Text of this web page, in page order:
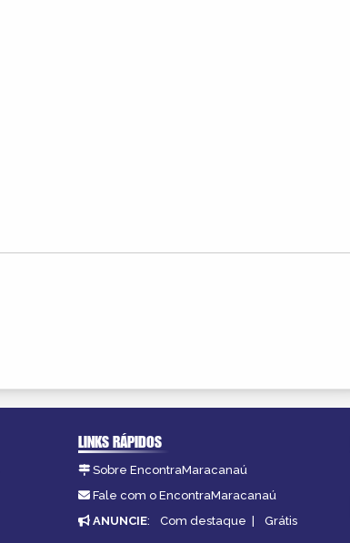
LINKS RÁPIDOS
Sobre EncontraMaracanaú
Fale com o EncontraMaracanaú
ANUNCIE: Com destaque | Grátis